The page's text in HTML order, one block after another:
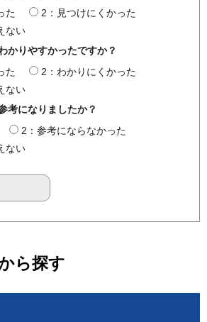
た
2：見つけにくかった
ない
かりやすかったですか？
た
2：わかりにくかった
ない
考になりましたか？
2：参考にならなかった
ない
ら探す